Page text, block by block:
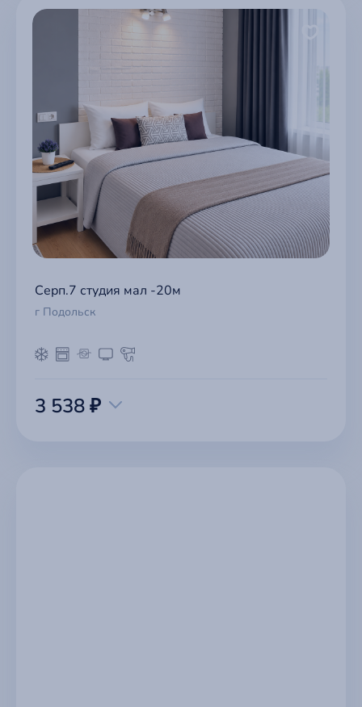
Серп.7 студия мал -20м
г Подольск
3 538 ₽